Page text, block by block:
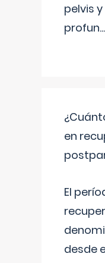
pelvis
profun...
en
El
desde